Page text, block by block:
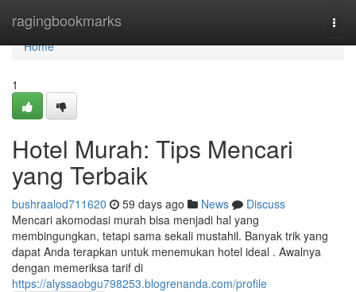
ragingbookmarks
Home
Home
1
Hotel Murah: Tips Mencari
yang Terbaik
bushraalod711620 59 days ago News
Discuss
Mencari akomodasi murah bisa menjadi hal yang
membingungkan, tetapi sama sekali mustahil. Banyak trik yang
dapat Anda terapkan untuk menemukan hotel ideal . Awalnya
dengan memeriksa tarif di
https://alyssaobgu798253.blogrenanda.com/profile